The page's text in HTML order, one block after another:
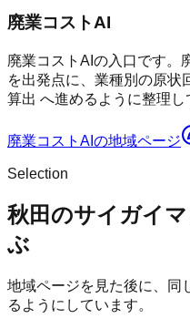
廃業コストAI
廃業コストAIの入口です。
を出発点に、業種別の原状
算出 へ進めるように整理し
廃業コストAI の地域ページ
Selection
秋田のサイガイ
ぶ
地域ページを見た後に、同
るようにしています。